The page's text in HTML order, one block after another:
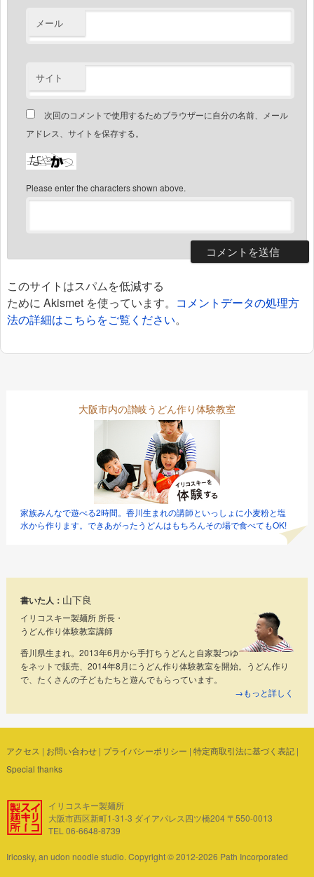
メール
サイト
次回のコメントで使用するためブラウザーに自分の名前、メール
アドレス、サイトを保存する。
Please enter the characters shown above.
このサイトはスパムを低減する
ために Akismet を使っています。 コメントデータの処理方
法の詳細はこちらをご覧ください。
大阪市内の讃岐うどん作り体験教室
家族みんなで遊べる2時間。香川生まれの講師といっしょに小麦粉と塩
水から作ります。できあがったうどんはもちろんその場で食べてもOK!
書いた人： 山下良
イリコスキー製麺所 所長・
うどん作り体験教室講師
香川県生まれ。2013年6月から手打ちうどんと自家製つゆ
をネットで販売、2014年8月にうどん作り体験教室を開始。うどん作り
で、たくさんの子どもたちと遊んでもらっています。
→もっと詳しく
アクセス | お問い合わせ| プライバシーポリシー | 特定商取引法に基づく表記|
Special thanks
イリコスキー製麺所
大阪市西区新町1-31-3 ダイアパレス四ツ橋204 〒550-0013
TEL 06-6648-8739
Iricosky, an udon noodle studio. Copyright © 2012-2026 Path Incorporated